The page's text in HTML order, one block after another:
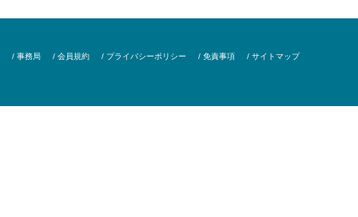
/ 事務局 / 会員規約 / プライバシーポリシー / 免責事項 / サイトマップ